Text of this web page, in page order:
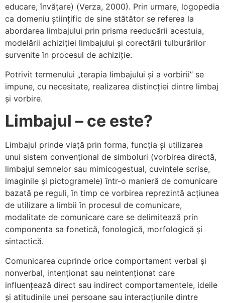
educare, învățare) (Verza, 2000). Prin urmare, logopedia
ca domeniu științific de sine stătător se referea la
abordarea limbajului prin prisma reeducării acestuia,
modelării achiziției limbajului și corectării tulburărilor
survenite în procesul de achiziție.
Potrivit termenului „terapia limbajului și a vorbirii” se
impune, cu necesitate, realizarea distincției dintre limbaj
și vorbire.
Limbajul – ce este?
Limbajul prinde viață prin forma, funcția și utilizarea
unui sistem convențional de simboluri (vorbirea directă,
limbajul semnelor sau mimicogestual, cuvintele scrise,
imaginile și pictogramele) într-o manieră de comunicare
bazată pe reguli, în timp ce vorbirea reprezintă acțiunea
de utilizare a limbii în procesul de comunicare,
modalitate de comunicare care se delimitează prin
componenta sa fonetică, fonologică, morfologică și
sintactică.
Comunicarea cuprinde orice comportament verbal și
nonverbal, intenționat sau neintenționat care
influențează direct sau indirect comportamentele, ideile
și atitudinile unei persoane sau interacțiunile dintre